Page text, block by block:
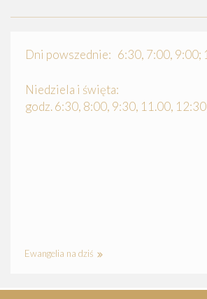
Dni powszednie: 6:30, 7:00, 9:00;
Niedziela i święta:
godz. 6:30, 8:00, 9:30, 11.00,
Ewangelia na dziś